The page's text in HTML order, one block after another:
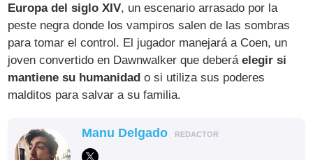
Europa del siglo XIV, un escenario arrasado por la
peste negra donde los vampiros salen de las sombras
para tomar el control. El jugador manejará a Coen, un
joven convertido en Dawnwalker que deberáelegir si
mantiene su humanidad o si utiliza sus poderes
malditos para salvar a su familia.
Manu Delgado REDACTOR